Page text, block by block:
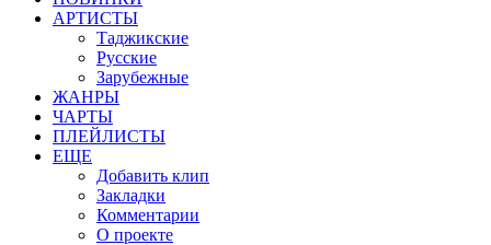
АРТИСТЫ
Таджикские
Русские
Зарубежные
ЖАНРЫ
ЧАРТЫ
ПЛЕЙЛИСТЫ
ЕЩЕ
Добавить клип
Закладки
Комментарии
О проекте